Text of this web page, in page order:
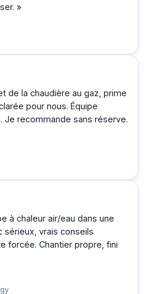
»
de la chaudière au gaz, prime
pour nous. Équipe
Je recommande sans réserve.
à chaleur air/eau dans une
sérieux, vrais conseils
forcée. Chantier propre, fini